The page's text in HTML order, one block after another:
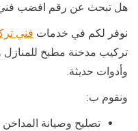
هل تبحث عن رقم افضب فني
نوفر لكم في خدمات فني
تركيب مدخنة مطبخ للمنازل
وأدوات حديثة.
ونقوم ب:
تصليح وصيانة